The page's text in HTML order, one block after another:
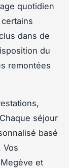
quotidien
dans de
du
remontées
séjour
basé
Vos
et